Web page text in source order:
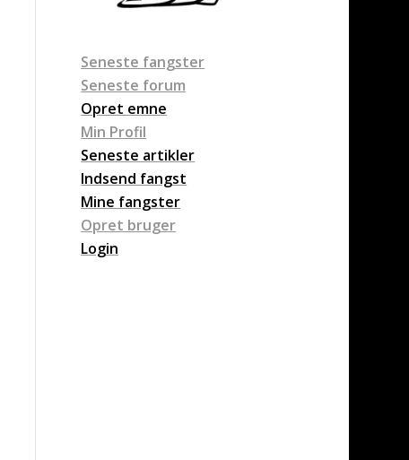
Seneste fangster
Seneste forum
Opret emne
Min Profil
Seneste artikler
Indsend fangst
Mine fangster
Opret bruger
Login